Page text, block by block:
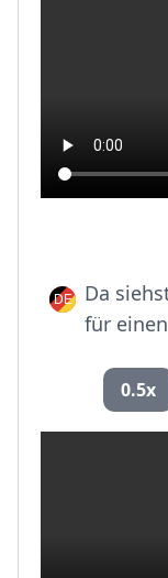
Da
für
0.5x